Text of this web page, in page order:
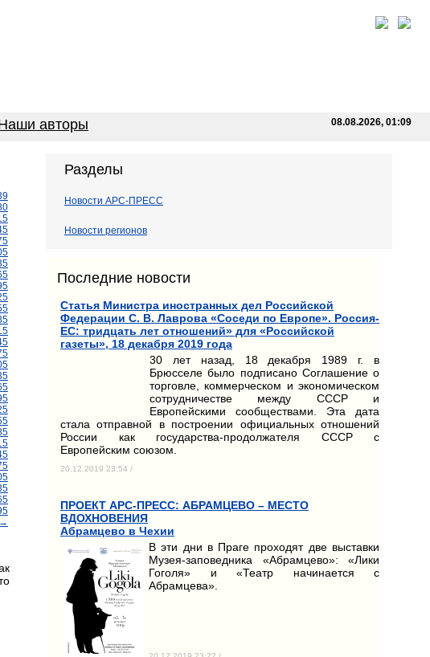
авторы 08.08.2026, 01:09
→
Разделы
Новости АРС-ПРЕСС
Новости регионов
Последние новости
Статья Министра иностранных дел Российской
Федерации С. В. Лаврова «Соседи по Европе». Россия-
ЕС: тридцать лет отношений» для «Российской
газеты», 18 декабря 2019 года
30 лет назад, 18 декабря 1989 г. в
Брюсселе было подписано Соглашение о
торговле, коммерческом и экономическом
сотрудничестве между СССР и
Европейскими сообществами. Эта дата
стала отправной в построении официальных отношений
России как государства-продолжателя СССР с
Европейским союзом.
20.12.2019 23:54 /
ПРОЕКТ АРС-ПРЕСС: АБРАМЦЕВО – МЕСТО
ВДОХНОВЕНИЯ
Абрамцево в Чехии
В эти дни в Праге проходят две выставки
Музея-заповедника «Абрамцево»: «Лики
Гоголя» и «Театр начинается с
Абрамцева».